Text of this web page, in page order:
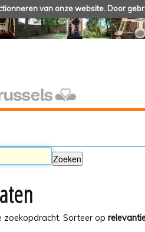
van onze website. Door
zoekopdracht. Sorteer op